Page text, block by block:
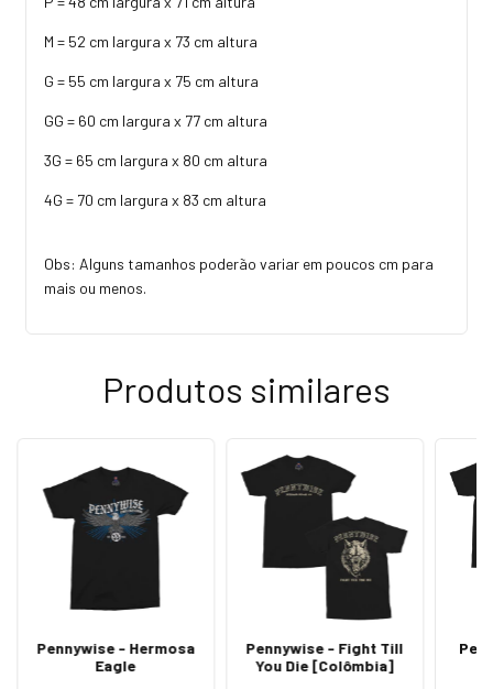
M = 52 cm largura x 73 cm altura
G = 55 cm largura x 75 cm altura
GG = 60 cm largura x 77 cm altura
3G = 65 cm largura x 80 cm altura
4G = 70 cm largura x 83 cm altura
Obs: Alguns tamanhos poderão variar em poucos cm para
mais ou menos.
Produtos similares
Pennywise - Hermosa
Eagle
Pennywise - Fight Till
You Die [Colômbia]